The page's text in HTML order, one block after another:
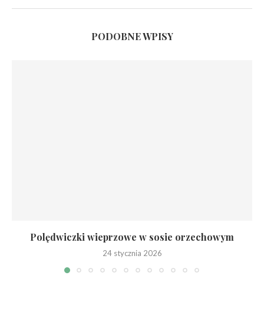
PODOBNE WPISY
Polędwiczki wieprzowe w sosie orzechowym
24 stycznia 2026